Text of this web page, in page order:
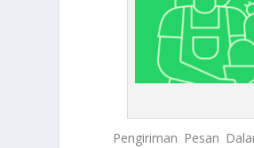
Pengiriman Pesan